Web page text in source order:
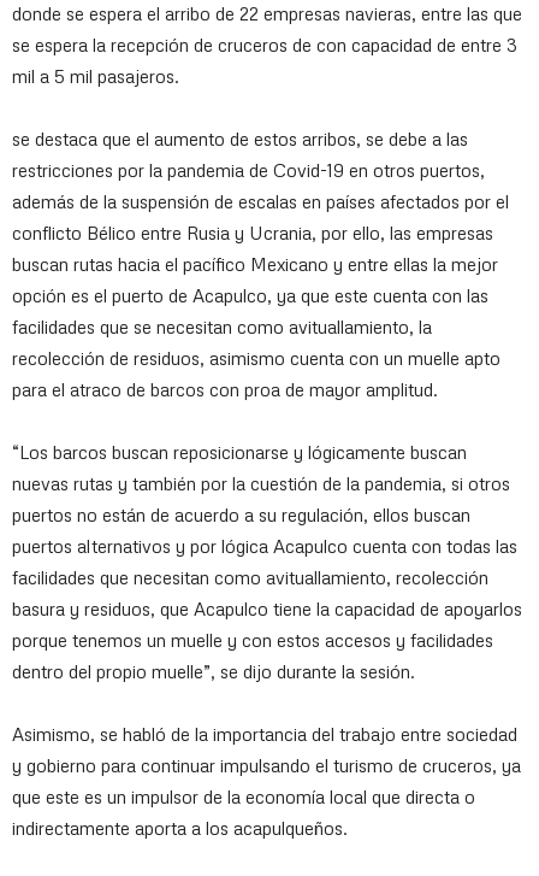
donde se espera el arribo de 22 empresas navieras, entre las que
se espera la recepción de cruceros de con capacidad de entre 3
mil a 5 mil pasajeros.
se destaca que el aumento de estos arribos, se debe a las
restricciones por la pandemia de Covid-19 en otros puertos,
además de la suspensión de escalas en países afectados por el
conflicto Bélico entre Rusia y Ucrania, por ello, las empresas
buscan rutas hacia el pacífico Mexicano y entre ellas la mejor
opción es el puerto de Acapulco, ya que este cuenta con las
facilidades que se necesitan como avituallamiento, la
recolección de residuos, asimismo cuenta con un muelle apto
para el atraco de barcos con proa de mayor amplitud.
“Los barcos buscan reposicionarse y lógicamente buscan
nuevas rutas y también por la cuestión de la pandemia, si otros
puertos no están de acuerdo a su regulación, ellos buscan
puertos alternativos y por lógica Acapulco cuenta con todas las
facilidades que necesitan como avituallamiento, recolección
basura y residuos, que Acapulco tiene la capacidad de apoyarlos
porque tenemos un muelle y con estos accesos y facilidades
dentro del propio muelle”, se dijo durante la sesión.
Asimismo, se habló de la importancia del trabajo entre sociedad
y gobierno para continuar impulsando el turismo de cruceros, ya
que este es un impulsor de la economía local que directa o
indirectamente aporta a los acapulqueños.